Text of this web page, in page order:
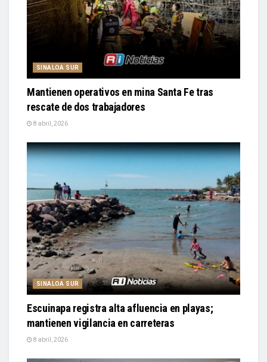
SINALOA SUR
Mantienen operativos en mina Santa Fe tras
rescate de dos trabajadores
8 abril, 2026
SINALOA SUR
Escuinapa registra alta afluencia en playas;
mantienen vigilancia en carreteras
8 abril, 2026